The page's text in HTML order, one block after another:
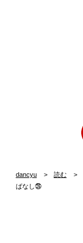
dancyu 読む
ばなし㉖